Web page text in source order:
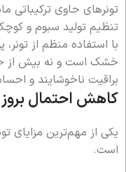
تونرهای حاوی ترکیباتی
تنظیم تولید سبوم و
با استفاده منظم از
خشک است و نه بیش از
براقیت ناخوشایند و
کاهش احتمال
یکی از مهم‌ترین مزایای
است.